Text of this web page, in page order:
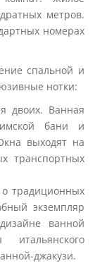
метров.
номерах
спальной и
нотки:
двоих. Ванная
бани и
выходят на
транспортных
традиционных
экземпляр
ванной
джакузи.